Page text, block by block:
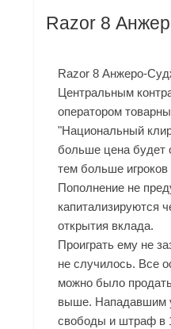
Razor 8
Razor 8 Анжеро-
Центральным
оператором
"Национальный
больше цена будет
тем больше
Пополнение не
капитализируются
открытия вклада.
Проиграть ему не
не случилось. Все
можно было
выше. Нападавшим
свободы и штраф в